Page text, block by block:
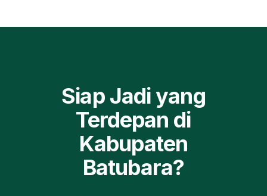
Siap Jadi yang
Terdepan di
Kabupaten
Batubara?